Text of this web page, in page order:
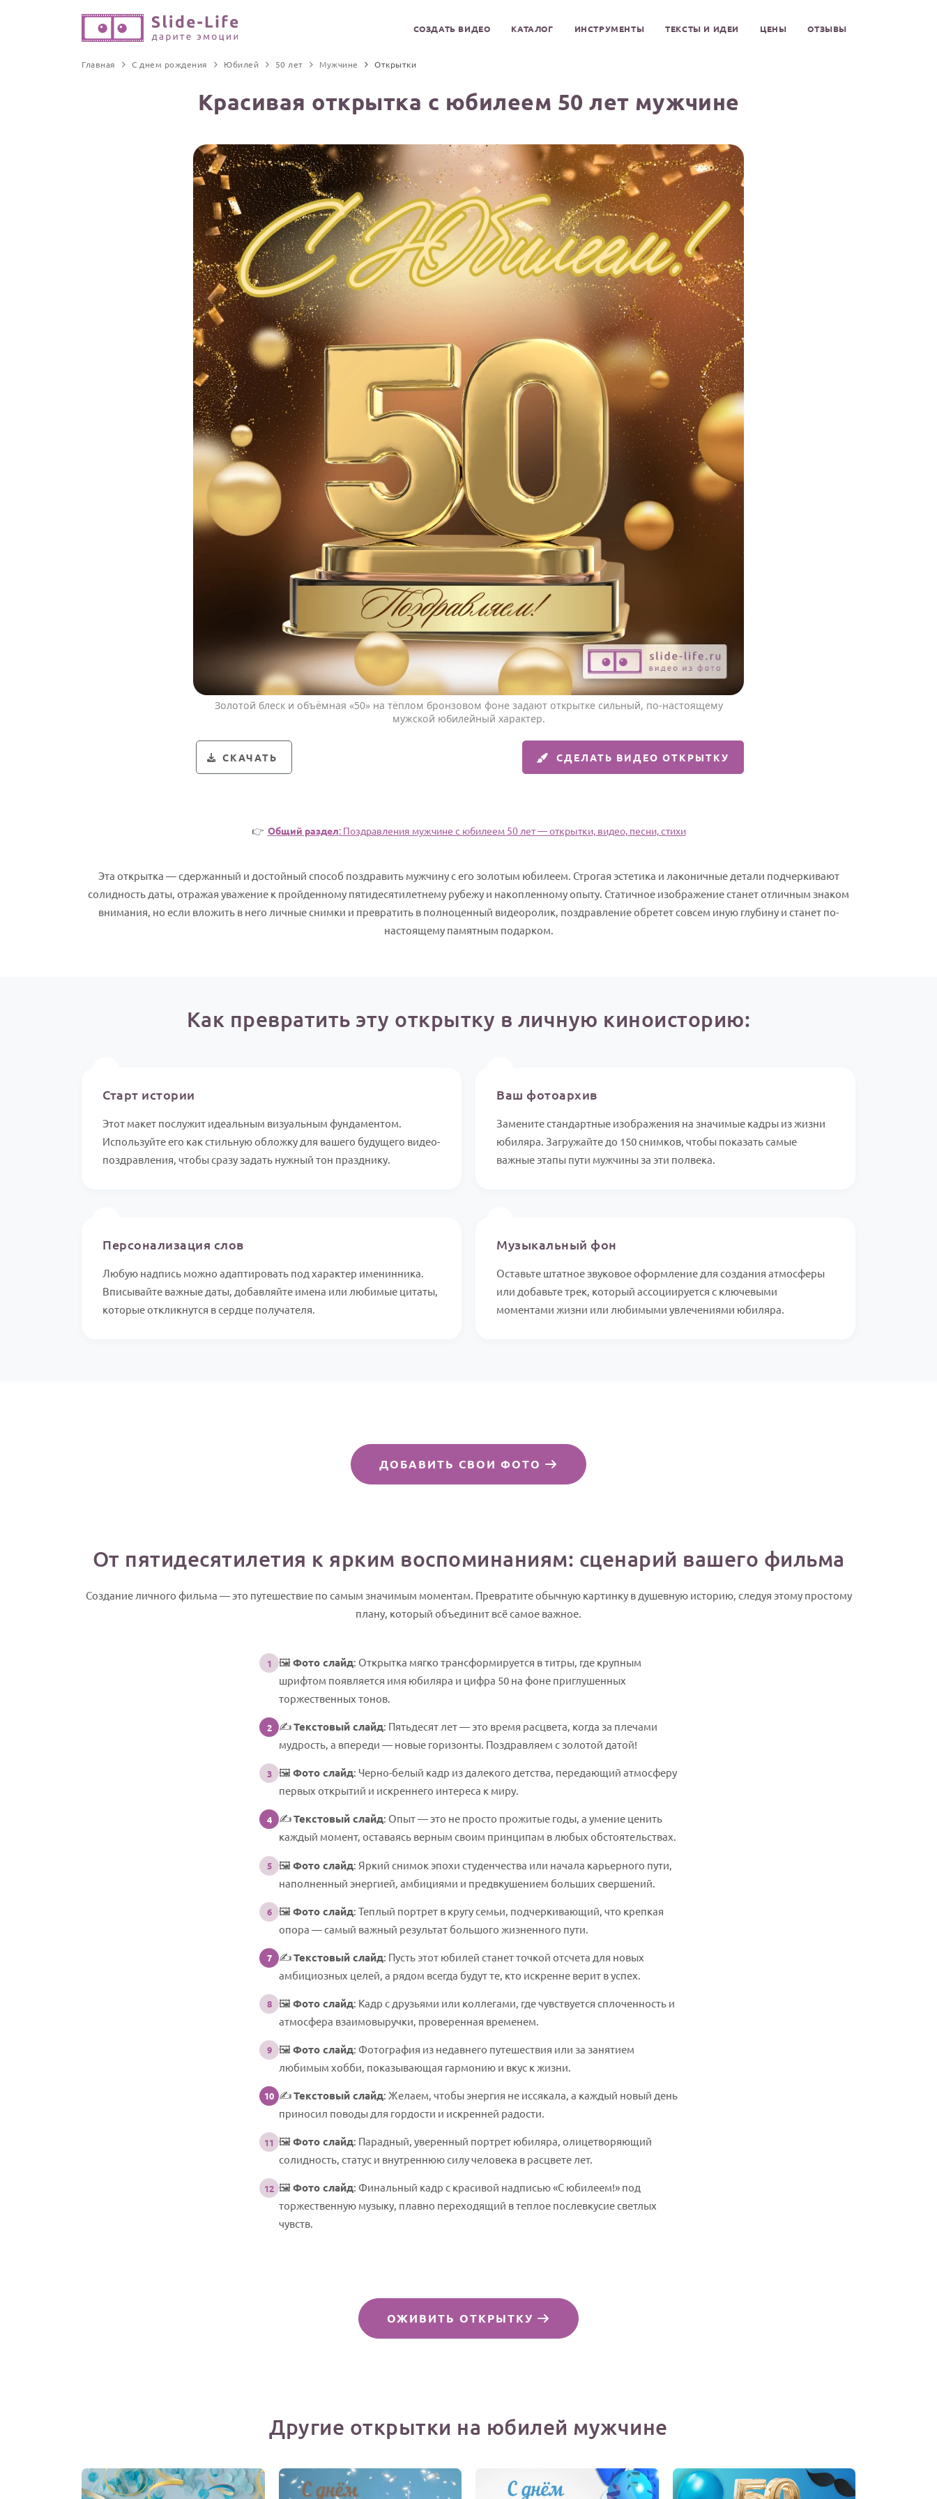
СОЗДАТЬ ВИДЕО КАТАЛОГ ИНСТРУМЕНТЫ ТЕКСТЫ И ИДЕИ ЦЕНЫ ОТЗЫВЫ
Главная С днем рождения Юбилей 50 лет Мужчине Открытки
Красивая открытка с юбилеем 50 лет мужчине
Золотой блеск и объёмная «50» на тёплом бронзовом фоне задают открытке сильный, по-настоящему
мужской юбилейный характер.
СКАЧАТЬ СДЕЛАТЬ ВИДЕО ОТКРЫТКУ
👉 Общий раздел: Поздравления мужчине с юбилеем 50 лет — открытки, видео, песни, стихи
Эта открытка — сдержанный и достойный способ поздравить мужчину с его золотым юбилеем. Строгая эстетика и лаконичные детали подчеркивают
солидность даты, отражая уважение к пройденному пятидесятилетнему рубежу и накопленному опыту. Статичное изображение станет отличным знаком
внимания, но если вложить в него личные снимки и превратить в полноценный видеоролик, поздравление обретет совсем иную глубину и станет по-
настоящему памятным подарком.
Как превратить эту открытку в личную киноисторию:
Старт истории
Этот макет послужит идеальным визуальным фундаментом.
Используйте его как стильную обложку для вашего будущего видео-
поздравления, чтобы сразу задать нужный тон празднику.
Ваш фотоархив
Замените стандартные изображения на значимые кадры из жизни
юбиляра. Загружайте до 150 снимков, чтобы показать самые
важные этапы пути мужчины за эти полвека.
Персонализация слов
Любую надпись можно адаптировать под характер именинника.
Вписывайте важные даты, добавляйте имена или любимые цитаты,
которые откликнутся в сердце получателя.
Музыкальный фон
Оставьте штатное звуковое оформление для создания атмосферы
или добавьте трек, который ассоциируется с ключевыми
моментами жизни или любимыми увлечениями юбиляра.
ДОБАВИТЬ СВОИ ФОТО
От пятидесятилетия к ярким воспоминаниям: сценарий вашего фильма
Создание личного фильма — это путешествие по самым значимым моментам. Превратите обычную картинку в душевную историю, следуя этому простому
плану, который объединит всё самое важное.
1 🖼️ Фото слайд: Открытка мягко трансформируется в титры, где крупным
шрифтом появляется имя юбиляра и цифра 50 на фоне приглушенных
торжественных тонов.
2 ✍️Текстовый слайд: Пятьдесят лет — это время расцвета, когда за плечами
мудрость, а впереди — новые горизонты. Поздравляем с золотой датой!
3 🖼️ Фото слайд: Черно-белый кадр из далекого детства, передающий атмосферу
первых открытий и искреннего интереса к миру.
4 ✍️Текстовый слайд: Опыт — это не просто прожитые годы, а умение ценить
каждый момент, оставаясь верным своим принципам в любых обстоятельствах.
5 🖼️ Фото слайд: Яркий снимок эпохи студенчества или начала карьерного пути,
наполненный энергией, амбициями и предвкушением больших свершений.
6 🖼️ Фото слайд: Теплый портрет в кругу семьи, подчеркивающий, что крепкая
опора — самый важный результат большого жизненного пути.
7 ✍️Текстовый слайд: Пусть этот юбилей станет точкой отсчета для новых
амбициозных целей, а рядом всегда будут те, кто искренне верит в успех.
8 🖼️ Фото слайд: Кадр с друзьями или коллегами, где чувствуется сплоченность и
атмосфера взаимовыручки, проверенная временем.
9 🖼️ Фото слайд: Фотография из недавнего путешествия или за занятием
любимым хобби, показывающая гармонию и вкус к жизни.
10 ✍️Текстовый слайд: Желаем, чтобы энергия не иссякала, а каждый новый день
приносил поводы для гордости и искренней радости.
11 🖼️ Фото слайд: Парадный, уверенный портрет юбиляра, олицетворяющий
солидность, статус и внутреннюю силу человека в расцвете лет.
12 🖼️ Фото слайд: Финальный кадр с красивой надписью «С юбилеем!» под
торжественную музыку, плавно переходящий в теплое послевкусие светлых
чувств.
ОЖИВИТЬ ОТКРЫТКУ
Другие открытки на юбилей мужчине